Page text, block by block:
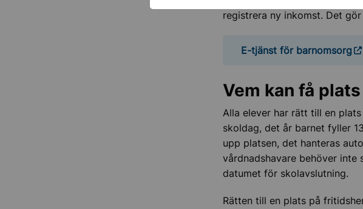
registrera ny inkomst. Det
E-tjänst för barnomsorg
Vem kan få
Alla elever har rätt till en
skoldag, det år barnet fyller
upp platsen, det hanteras
vårdnadshavare behöver inte
datumet för skolavslutning.
Rätten till en plats på